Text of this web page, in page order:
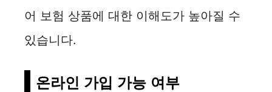
어 보험 상품에 대한 이해도가 높아질 수
있습니다.
온라인 가입 가능 여부